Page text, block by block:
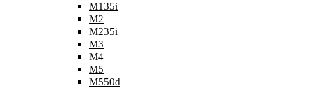
M135i
M2
M235i
M3
M4
M5
M550d